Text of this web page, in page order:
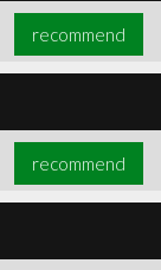
recommend
recommend